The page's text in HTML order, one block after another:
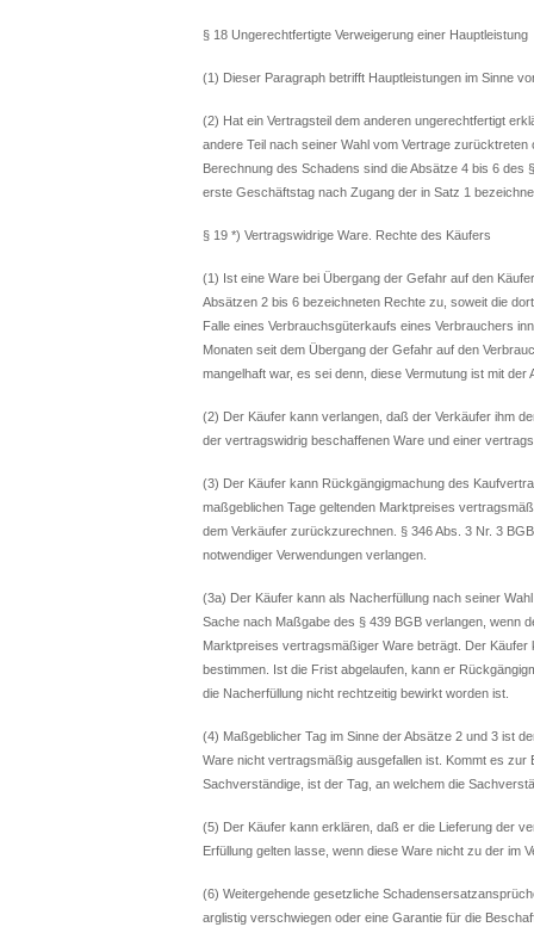
§ 18 Ungerechtfertigte Verweigerung einer Hauptleistung
(1) Dieser Paragraph betrifft Hauptleistungen im Sinne
(2) Hat ein Vertragsteil dem anderen ungerechtfertigt
andere Teil nach seiner Wahl vom Vertrage
Berechnung des Schadens sind die Absätze 4 bis 6 des
erste Geschäftstag nach Zugang der in Satz 1
§ 19 *) Vertragswidrige Ware. Rechte des Käufers
(1) Ist eine Ware bei Übergang der Gefahr auf den
Absätzen 2 bis 6 bezeichneten Rechte zu, soweit die
Falle eines Verbrauchsgüterkaufs eines Verbrauchers
Monaten seit dem Übergang der Gefahr auf den
mangelhaft war, es sei denn, diese Vermutung ist mit
(2) Der Käufer kann verlangen, daß der Verkäufer ihm
der vertragswidrig beschaffenen Ware und einer
(3) Der Käufer kann Rückgängigmachung des
maßgeblichen Tage geltenden Marktpreises
dem Verkäufer zurückzurechnen. § 346 Abs. 3 Nr. 3
notwendiger Verwendungen verlangen.
(3a) Der Käufer kann als Nacherfüllung nach seiner
Sache nach Maßgabe des § 439 BGB verlangen, wenn
Marktpreises vertragsmäßiger Ware beträgt. Der
bestimmen. Ist die Frist abgelaufen, kann er
die Nacherfüllung nicht rechtzeitig bewirkt worden ist.
(4) Maßgeblicher Tag im Sinne der Absätze 2 und 3 ist
Ware nicht vertragsmäßig ausgefallen ist. Kommt es
Sachverständige, ist der Tag, an welchem die
(5) Der Käufer kann erklären, daß er die Lieferung der
Erfüllung gelten lasse, wenn diese Ware nicht zu der im
(6) Weitergehende gesetzliche
arglistig verschwiegen oder eine Garantie für die